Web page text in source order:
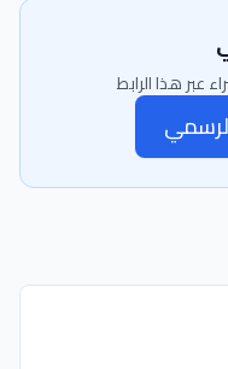
هذا الرابط